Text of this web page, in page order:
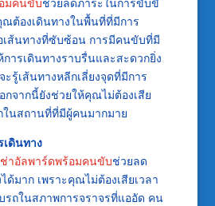
ณต้องเดินทางในพื้นที่ที่มีการ
ส้นทางที่ซับซ้อน การมีคนขับที่มี
ารเดินทางราบรื่นและสะดวกยิ่ง
รู้เส้นทางหลีกเลี่ยงจุดที่มีการ
จากนี้ยังช่วยให้คุณไม่ต้องเสีย
ในสถานที่ที่มีผู้คนมากมาย
เดินทาง
ช่าอัลพาร์ดพร้อมคนขับช่วยลด
ด้มาก เพราะคุณไม่ต้องเสียเวลา
รถในสภาพการจราจรที่แออัด คน